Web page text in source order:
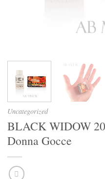
Uncategorized
BLACK WIDOW
Donna Gocce